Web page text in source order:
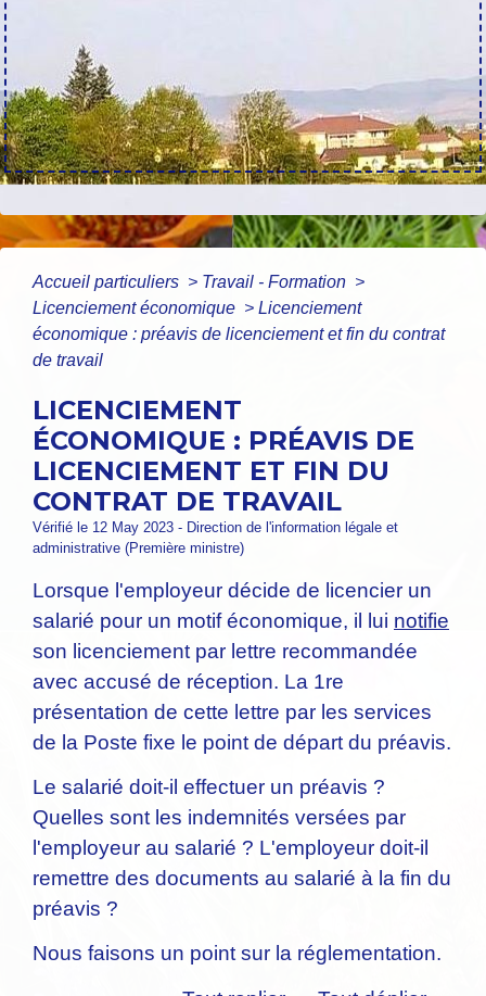
Accueil particuliers > Travail - Formation >
Licenciement économique > Licenciement
économique : préavis de licenciement et fin du contrat
de travail
LICENCIEMENT
ÉCONOMIQUE : PRÉAVIS DE
LICENCIEMENT ET FIN DU
CONTRAT DE TRAVAIL
Vérifié le 12 May 2023 - Direction de l'information légale et
administrative (Première ministre)
Lorsque l'employeur décide de licencier un
salarié pour un motif économique, il lui notifie
son licenciement par lettre recommandée
avec accusé de réception. La 1re
présentation de cette lettre par les services
de la Poste fixe le point de départ du préavis.
Le salarié doit-il effectuer un préavis ?
Quelles sont les indemnités versées par
l'employeur au salarié ? L'employeur doit-il
remettre des documents au salarié à la fin du
préavis ?
Nous faisons un point sur la réglementation.